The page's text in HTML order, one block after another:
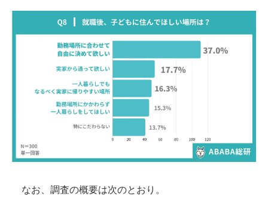
なお、調査の概要は次のとおり。